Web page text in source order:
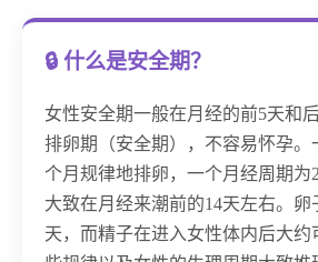
🔒 什么是安全期？
女性安全期一般在月经的前5天和
排卵期（安全期），不容易怀孕。
个月规律地排卵，一个月经周期为
大致在月经来潮前的14天左右。卵
天，而精子在进入女性体内后大约